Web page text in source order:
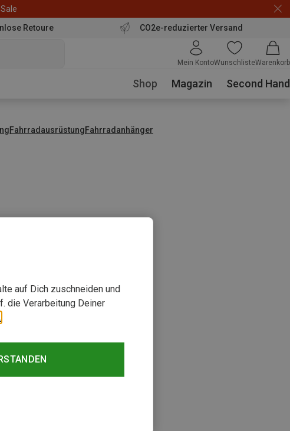
Retoure CO2e-reduzierter Versand
Mein KontoWunschlisteWarenkorb
Shop Magazin Second Hand
FahrradausrüstungFahrradanhänger
auf Dich zuschneiden und
die Verarbeitung Deiner